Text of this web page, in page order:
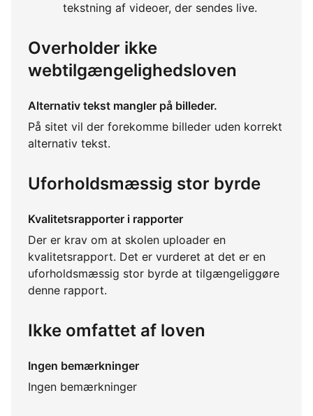
tekstning af videoer, der sendes live.
Overholder ikke
webtilgængelighedsloven
Alternativ tekst mangler på billeder.
På sitet vil der forekomme billeder uden korrekt
alternativ tekst.
Uforholdsmæssig stor byrde
Kvalitetsrapporter i rapporter
Der er krav om at skolen uploader en
kvalitetsrapport. Det er vurderet at det er en
uforholdsmæssig stor byrde at tilgængeliggøre
denne rapport.
Ikke omfattet af loven
Ingen bemærkninger
Ingen bemærkninger